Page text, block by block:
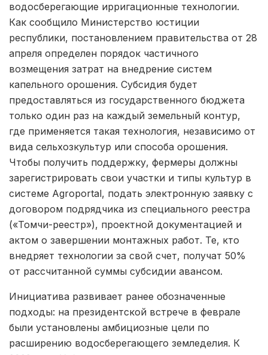
водосберегающие ирригационные технологии.
Как сообщило Министерство юстиции
республики, постановлением правительства от 28
апреля определен порядок частичного
возмещения затрат на внедрение систем
капельного орошения. Субсидия будет
предоставляться из государственного бюджета
только один раз на каждый земельный контур,
где применяется такая технология, независимо от
вида сельхозкультур или способа орошения.
Чтобы получить поддержку, фермеры должны
зарегистрировать свои участки и типы культур в
системе Agroportal, подать электронную заявку с
договором подрядчика из специального реестра
(«Томчи-реестр»), проектной документацией и
актом о завершении монтажных работ. Те, кто
внедряет технологии за свой счет, получат 50%
от рассчитанной суммы субсидии авансом.
Инициатива развивает ранее обозначенные
подходы: на президентской встрече в феврале
были установлены амбициозные цели по
расширению водосберегающего земледелия. К